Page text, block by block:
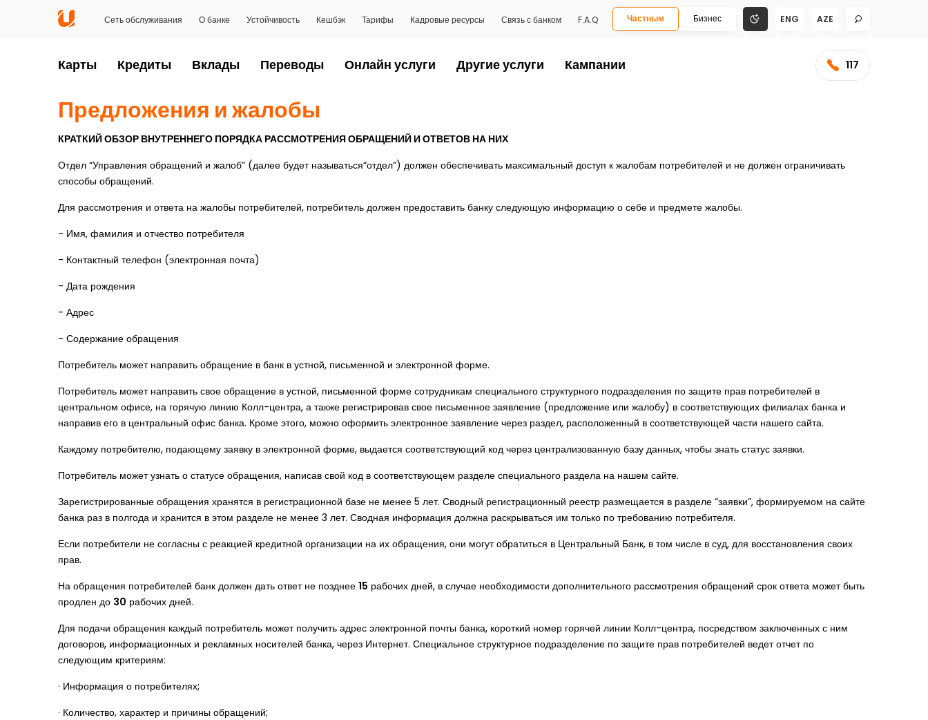
Сеть обслуживания О банке Устойчивость Кешбэк Тарифы Кадровые ресурсы Связь с банком F.A.Q Частным Бизнес ENG AZE
Карты Кредиты Вклады Переводы Онлайн услуги Другие услуги Кампании 117
Предложения и жалобы
КРАТКИЙ ОБЗОР ВНУТРЕННЕГО ПОРЯДКА РАССМОТРЕНИЯ ОБРАЩЕНИЙ И ОТВЕТОВ НА НИХ
Отдел “Управления обращений и жалоб” (далее будет называться“отдел”) должен обеспечивать максимальный доступ к жалобам потребителей и не должен ограничивать
способы обращений.
Для рассмотрения и ответа на жалобы потребителей, потребитель должен предоставить банку следующую информацию о себе и предмете жалобы.
- Имя, фамилия и отчество потребителя
- Контактный телефон (электронная почта)
- Дата рождения
- Адрес
- Содержание обращения
Потребитель может направить обращение в банк в устной, письменной и электронной форме.
Потребитель может направить свое обращение в устной, письменной форме сотрудникам специального структурного подразделения по защите прав потребителей в
центральном офисе, на горячую линию Колл-центра, а также регистрировав свое письменное заявление (предложение или жалобу) в соответствующих филиалах банка и
направив его в центральный офис банка. Кроме этого, можно оформить электронное заявление через раздел, расположенный в соответствующей части нашего сайта.
Каждому потребителю, подающему заявку в электронной форме, выдается соответствующий код через централизованную базу данных, чтобы знать статус заявки.
Потребитель может узнать о статусе обращения, написав свой код в соответствующем разделе специального раздела на нашем сайте.
Зарегистрированные обращения хранятся в регистрационной базе не менее 5 лет. Сводный регистрационный реестр размещается в разделе “заявки”, формируемом на сайте
банка раз в полгода и хранится в этом разделе не менее 3 лет. Сводная информация должна раскрываться им только по требованию потребителя.
Если потребители не согласны с реакцией кредитной организации на их обращения, они могут обратиться в Центральный Банк, в том числе в суд, для восстановления своих
прав.
На обращения потребителей банк должен дать ответ не позднее 15 рабочих дней, в случае необходимости дополнительного рассмотрения обращений срок ответа может быть
продлен до 30 рабочих дней.
Для подачи обращения каждый потребитель может получить адрес электронной почты банка, короткий номер горячей линии Колл-центра, посредством заключенных с ним
договоров, информационных и рекламных носителей банка, через Интернет. Специальное структурное подразделение по защите прав потребителей ведет отчет по
следующим критериям:
· Информация о потребителях;
· Количество, характер и причины обращений;